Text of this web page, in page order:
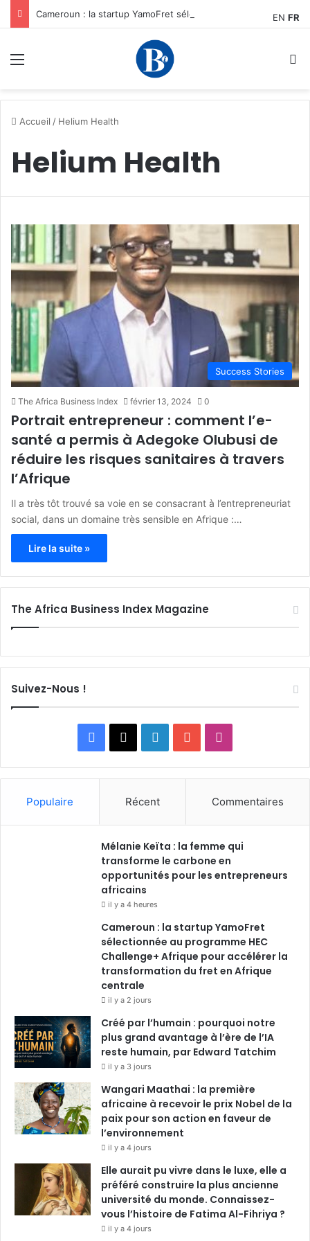
Cameroun : la startup YamoFret sélectionnée au programme HEC Challenge+ Afrique pour accélérer la transformation du fret en Afrique centrale
Accueil / Helium Health
Helium Health
Success Stories
The Africa Business Index février 13, 2024 0
Portrait entrepreneur : comment l’e-
santé a permis à Adegoke Olubusi de
réduire les risques sanitaires à travers
l’Afrique
Il a très tôt trouvé sa voie en se consacrant à l’entrepreneuriat
social, dans un domaine très sensible en Afrique :…
Lire la suite »
The Africa Business Index Magazine
Suivez-Nous !
a
b
o
o
k
i
e
d
n
o
u
b
n
a
g
a
m
Populaire Récent Commentaires
Mélanie Keïta : la femme qui
transforme le carbone en
opportunités pour les entrepreneurs
africains
il y a 4 heures
Cameroun : la startup YamoFret
sélectionnée au programme HEC
Challenge+ Afrique pour accélérer la
transformation du fret en Afrique
centrale
il y a 2 jours
Créé par l’humain : pourquoi notre
plus grand avantage à l’ère de l’IA
reste humain, par Edward Tatchim
il y a 3 jours
Wangari Maathai : la première
africaine à recevoir le prix Nobel de la
paix pour son action en faveur de
l’environnement
il y a 4 jours
Elle aurait pu vivre dans le luxe, elle a
préféré construire la plus ancienne
université du monde. Connaissez-
vous l’histoire de Fatima Al-Fihriya ?
il y a 4 jours
EN FR